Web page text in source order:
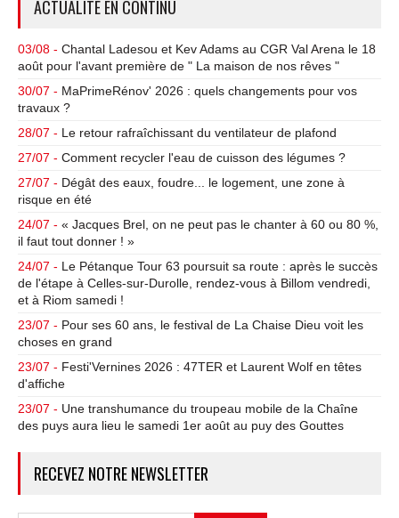
ACTUALITÉ EN CONTINU
03/08 - Chantal Ladesou et Kev Adams au CGR Val Arena le 18
août pour l'avant première de " La maison de nos rêves "
30/07 - MaPrimeRénov' 2026 : quels changements pour vos
travaux ?
28/07 - Le retour rafraîchissant du ventilateur de plafond
27/07 - Comment recycler l'eau de cuisson des légumes ?
27/07 - Dégât des eaux, foudre... le logement, une zone à
risque en été
24/07 - « Jacques Brel, on ne peut pas le chanter à 60 ou 80 %,
il faut tout donner ! »
24/07 - Le Pétanque Tour 63 poursuit sa route : après le succès
de l'étape à Celles-sur-Durolle, rendez-vous à Billom vendredi,
et à Riom samedi !
23/07 - Pour ses 60 ans, le festival de La Chaise Dieu voit les
choses en grand
23/07 - Festi'Vernines 2026 : 47TER et Laurent Wolf en têtes
d'affiche
23/07 - Une transhumance du troupeau mobile de la Chaîne
des puys aura lieu le samedi 1er août au puy des Gouttes
RECEVEZ NOTRE NEWSLETTER